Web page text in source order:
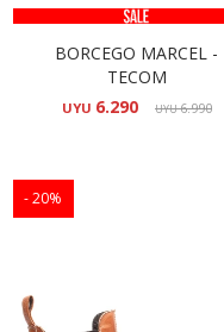
BORCEGO MARCEL -
TECOM
UYU 6.290 UYU6.990
20